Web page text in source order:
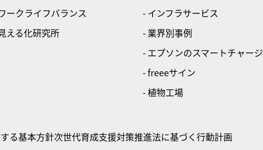
ークライフバランス
える化研究所
- インフラサービス
- 業界別事例
- エプソンのスマートチャージ
- freeeサイン
- 植物工場
る基本方針次世代育成支援対策推進法に基づく行動計画